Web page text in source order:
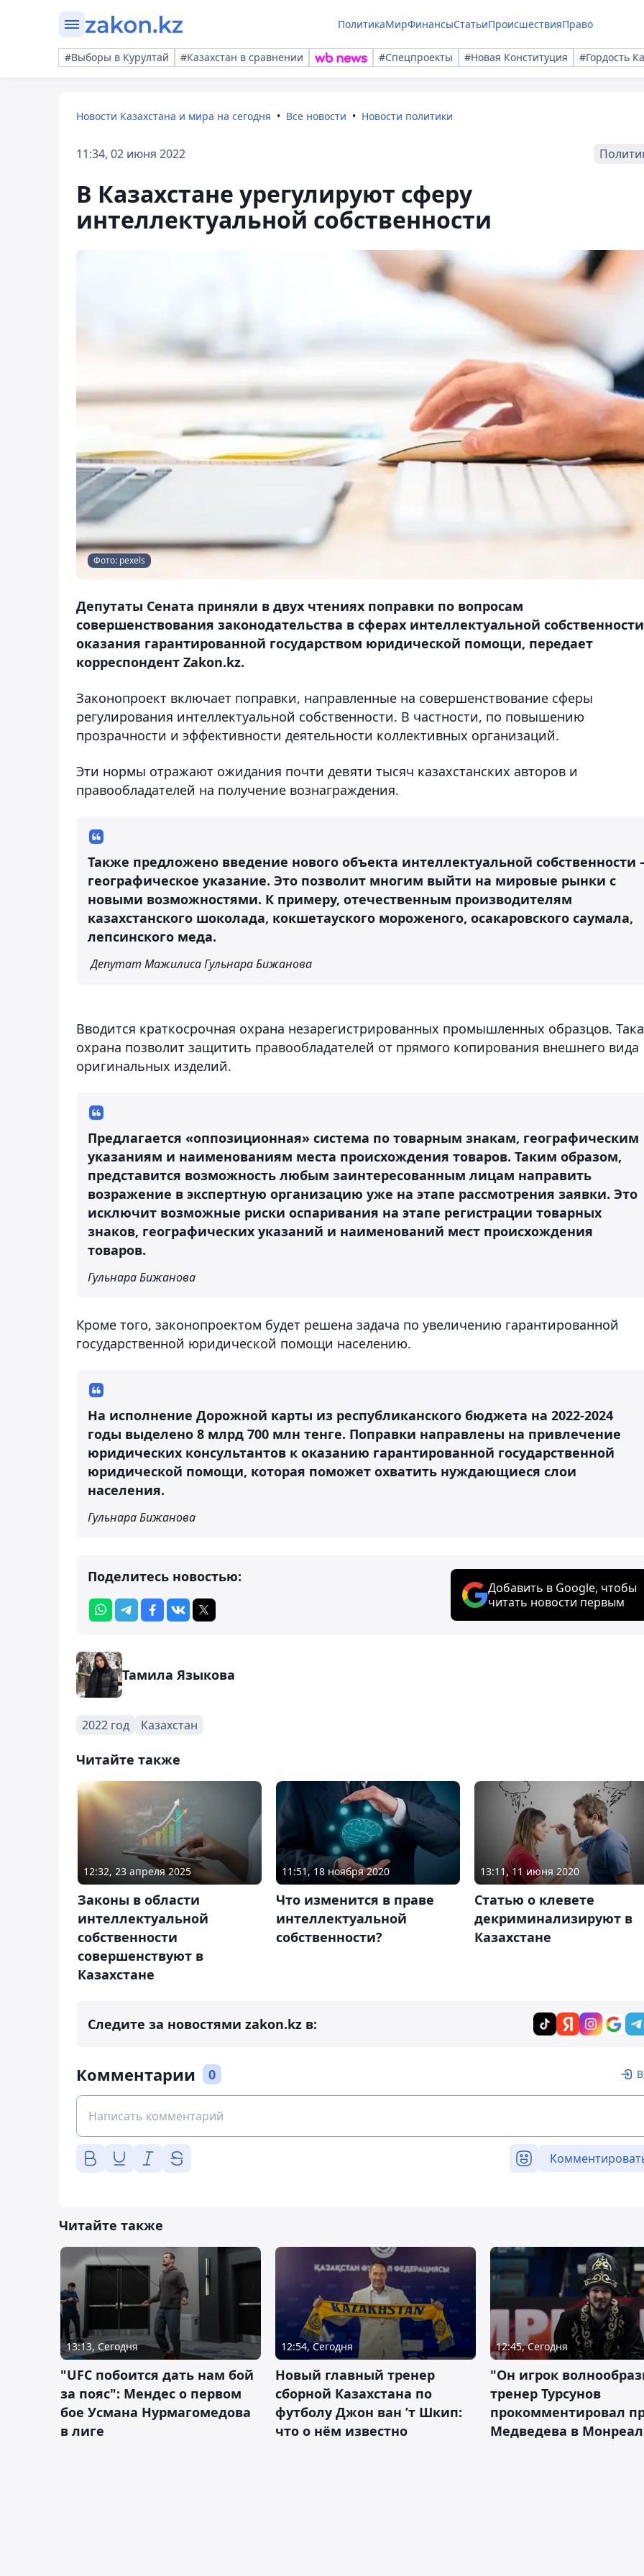
ПолитикаМирФинансыСтатьиПроисшествияПраво
#Выборы в Курултай #Казахстан в сравнении #Спецпроекты #Новая Конституция #Гордость
Новости Казахстана и мира на сегодня Все новости Новости политики
11:34, 02 июня 2022
В Казахстане урегулируют сферу
интеллектуальной собственности
Фото: pexels
Депутаты Сената приняли в двух чтениях поправки по вопросам
совершенствования законодательства в сферах интеллектуальной
оказания гарантированной государством юридической помощи, передает
корреспондент Zakon.kz.
Законопроект включает поправки, направленные на совершенствование сферы
регулирования интеллектуальной собственности. В частности, по повышению
прозрачности и эффективности деятельности коллективных организаций.
Эти нормы отражают ожидания почти девяти тысяч казахстанских авторов и
правообладателей на получение вознаграждения.
Также предложено введение нового объекта интеллектуальной собственности
географическое указание. Это позволит многим выйти на мировые рынки с
новыми возможностями. К примеру, отечественным производителям
казахстанского шоколада, кокшетауского мороженого, осакаровского саумала,
лепсинского меда.
Депутат Мажилиса Гульнара Бижанова
Вводится краткосрочная охрана незарегистрированных промышленных образцов.
охрана позволит защитить правообладателей от прямого копирования внешнего вида
оригинальных изделий.
Предлагается «оппозиционная» система по товарным знакам, географическим
указаниям и наименованиям места происхождения товаров. Таким образом,
представится возможность любым заинтересованным лицам направить
возражение в экспертную организацию уже на этапе рассмотрения заявки. Это
исключит возможные риски оспаривания на этапе регистрации товарных
знаков, географических указаний и наименований мест происхождения
товаров.
Гульнара Бижанова
Кроме того, законопроектом будет решена задача по увеличению гарантированной
государственной юридической помощи населению.
На исполнение Дорожной карты из республиканского бюджета на 2022-2024
годы выделено 8 млрд 700 млн тенге. Поправки направлены на привлечение
юридических консультантов к оказанию гарантированной государственной
юридической помощи, которая поможет охватить нуждающиеся слои
населения.
Гульнара Бижанова
Поделитесь новостью:
Добавить в Google, чтобы
читать новости первым
Тамила Языкова
2022 год Казахстан
Читайте также
12:32, 23 апреля 2025
Законы в области
интеллектуальной
собственности
совершенствуют в
Казахстане
11:51, 18 ноября 2020
Что изменится в праве
интеллектуальной
собственности?
13:11, 11 июня 2020
Статью о клевете
декриминализируют в
Казахстане
Следите за новостями zakon.kz в:
Комментарии 0
Читайте также
13:13, Сегодня
"UFC побоится дать нам бой
за пояс": Мендес о первом
бое Усмана Нурмагомедова
в лиге
12:54, Сегодня
Новый главный тренер
сборной Казахстана по
футболу Джон ван ’т Шкип:
что о нём известно
12:45, Сегодня
"Он игрок
тренер Турсунов
прокомментировал
Медведева в